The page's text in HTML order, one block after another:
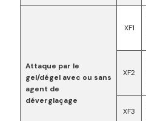
Attaque par le
gel/dégel avec ou sans
agent de
déverglaçage
XF1
XF2
XF3